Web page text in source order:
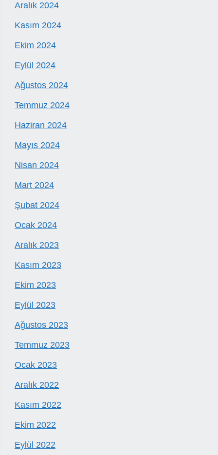
Aralık 2024
Kasım 2024
Ekim 2024
Eylül 2024
Ağustos 2024
Temmuz 2024
Haziran 2024
Mayıs 2024
Nisan 2024
Mart 2024
Şubat 2024
Ocak 2024
Aralık 2023
Kasım 2023
Ekim 2023
Eylül 2023
Ağustos 2023
Temmuz 2023
Ocak 2023
Aralık 2022
Kasım 2022
Ekim 2022
Eylül 2022